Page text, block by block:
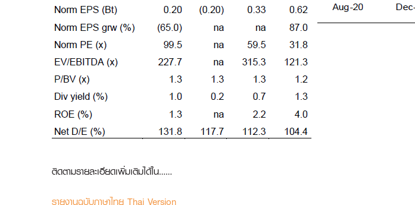
ติดตามรายละเอียดเพิ่มเติมได้ใน……
รายงานฉบับภาษาไทย Thai Version